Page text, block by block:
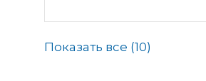
Показать все (10)